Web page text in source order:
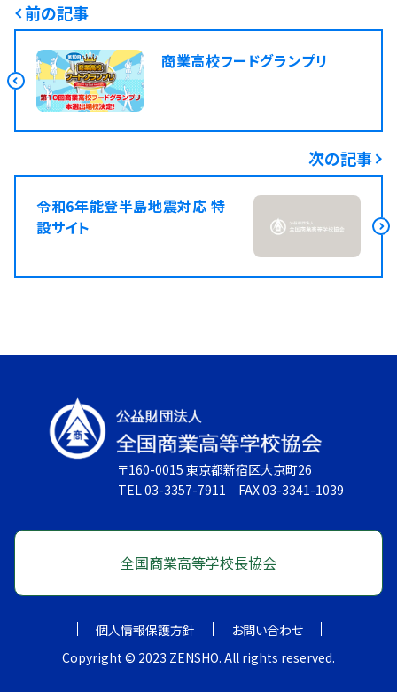
前の記事
商業高校フードグランプリ
次の記事
令和6年能登半島地震対応 特
設サイト
〒160-0015 東京都新宿区大京町26
TEL 03-3357-7911 FAX 03-3341-1039
全国商業高等学校長協会
個人情報保護方針
お問い合わせ
Copyright © 2023 ZENSHO. All rights reserved.